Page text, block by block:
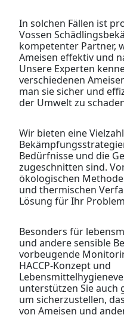
In solchen Fällen ist
Vossen
kompetenter Partner,
Ameisen effektiv und
Unsere Experten
verschiedenen
man sie sicher und
der Umwelt zu
Wir bieten eine
Bedürfnisse und die
zugeschnitten sind.
ökologischen
und thermischen
Lösung für Ihr
Besonders für
und andere sensible
vorbeugende
HACCP-Konzept und
unterstützen Sie auch
um sicherzustellen,
von Ameisen und